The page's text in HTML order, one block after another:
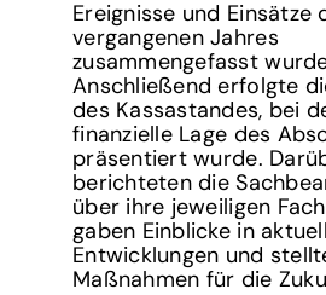
Ereignisse und Einsätze
vergangenen Jahres
zusammengefasst
Anschließend erfolgte
des Kassastandes, bei
finanzielle Lage des
präsentiert wurde.
berichteten die
über ihre jeweiligen
gaben Einblicke in
Entwicklungen und
Maßnahmen für die